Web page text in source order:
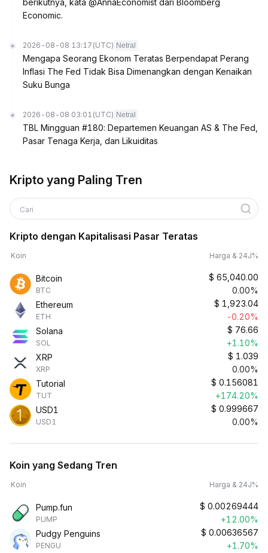
berikutnya, kata @AnnaEconomist dari Bloomberg
Economic.
2026-08-08 13:17 (UTC) Netral
Mengapa Seorang Ekonom Teratas Berpendapat Perang
Inflasi The Fed Tidak Bisa Dimenangkan dengan Kenaikan
Suku Bunga
2026-08-08 03:01 (UTC) Netral
TBL Mingguan #180: Departemen Keuangan AS & The Fed,
Pasar Tenaga Kerja, dan Likuiditas
Kripto yang Paling Tren
Cari
Kripto dengan Kapitalisasi Pasar Teratas
Koin Harga & 24J%
Bitcoin
BTC
$ 65,040.00
0.00%
Ethereum
ETH
$ 1,923.04
-0.20%
Solana
SOL
$ 76.66
+1.10%
XRP
XRP
$ 1.039
0.00%
Tutorial
TUT
$ 0.156081
+174.20%
USD1
USD1
$ 0.999667
0.00%
Koin yang Sedang Tren
Koin Harga & 24J%
Pump.fun
PUMP
$ 0.00269444
+12.00%
Pudgy Penguins
PENGU
$ 0.00636567
+1.70%